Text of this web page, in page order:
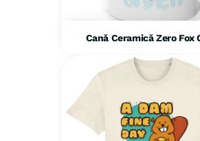
Cană Ceramică Zero Fox